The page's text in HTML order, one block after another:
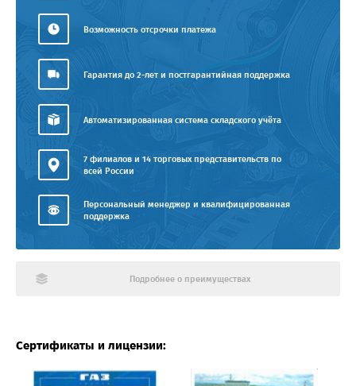
Возможность отсрочки платежа
Гарантия до 2-лет и постгарантийная поддержка
Автоматизированная система складского учёта
7 филиалов и 14 торговых представительств по
всей России
Персональный менеджер и квалифицированная
поддержка
Подробнее о преимуществах
Сертификаты и лицензии: